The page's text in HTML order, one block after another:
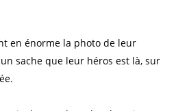
en énorme la photo de leur
sache que leur héros est là, sur